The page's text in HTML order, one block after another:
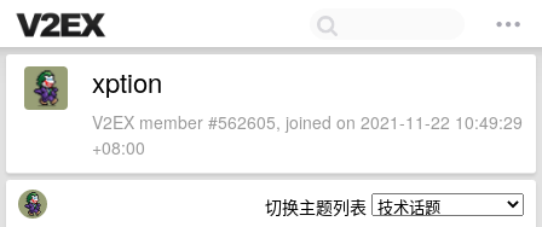
xption
V2EX member #562605, joined on 2021-11-22 10:49:29
+08:00
切换主题列表